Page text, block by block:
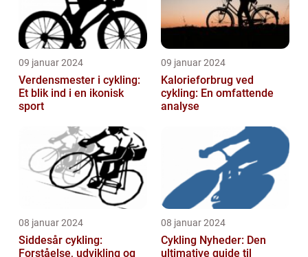
09 januar 2024
Verdensmester i cykling:
Et blik ind i en ikonisk
sport
09 januar 2024
Kalorieforbrug ved
cykling: En omfattende
analyse
08 januar 2024
Siddesår cykling:
Forståelse, udvikling og
08 januar 2024
Cykling Nyheder: Den
ultimative guide til